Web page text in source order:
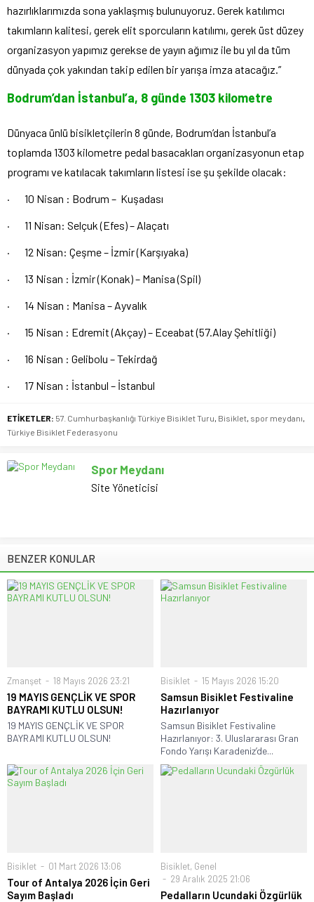
hazırlıklarımızda sona yaklaşmış bulunuyoruz. Gerek katılımcı
takımların kalitesi, gerek elit sporcuların katılımı, gerek üst düzey
organizasyon yapımız gerekse de yayın ağımız ile bu yıl da tüm
dünyada çok yakından takip edilen bir yarışa imza atacağız.”
Bodrum’dan İstanbul’a, 8 günde 1303 kilometre
Dünyaca ünlü bisikletçilerin 8 günde, Bodrum’dan İstanbul’a
toplamda 1303 kilometre pedal basacakları organizasyonun etap
programı ve katılacak takımların listesi ise şu şekilde olacak:
·
10 Nisan : Bodrum – Kuşadası
·
11 Nisan: Selçuk (Efes) – Alaçatı
·
12 Nisan: Çeşme – İzmir (Karşıyaka)
·
13 Nisan : İzmir (Konak) – Manisa (Spil)
·
14 Nisan : Manisa – Ayvalık
·
15 Nisan : Edremit (Akçay) – Eceabat (57.Alay Şehitliği)
·
16 Nisan : Gelibolu – Tekirdağ
·
17 Nisan : İstanbul – İstanbul
ETİKETLER: 57. Cumhurbaşkanlığı Türkiye Bisiklet Turu Bisiklet spor meydanı
Türkiye Bisiklet Federasyonu
Spor Meydanı
Site Yöneticisi
BENZER KONULAR
Zmanşet 18 Mayıs 2026 23:21
19 MAYIS GENÇLİK VE SPOR
BAYRAMI KUTLU OLSUN!
19 MAYIS GENÇLİK VE SPOR
BAYRAMI KUTLU OLSUN!
Bisiklet 15 Mayıs 2026 15:20
Samsun Bisiklet Festivaline
Hazırlanıyor
Samsun Bisiklet Festivaline
Hazırlanıyor: 3. Uluslararası Gran
Fondo Yarışı Karadeniz’de...
Bisiklet 01 Mart 2026 13:06
Tour of Antalya 2026 İçin Geri
Sayım Başladı
Bisiklet, Genel
29 Aralık 2025 21:06
Pedalların Ucundaki Özgürlük